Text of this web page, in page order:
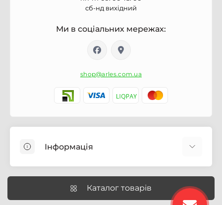
сб-нд вихідний
Ми в соціальних мережах:
shop@arles.com.ua
Інформація
Про магазин Arles.com.ua
Умови обслуговування
Каталог товарів